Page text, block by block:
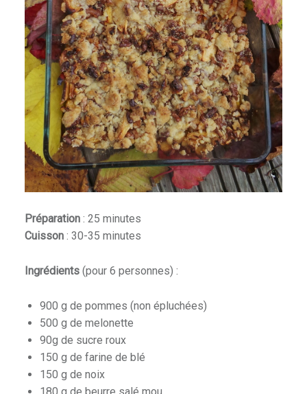
Préparation: 25 minutes
Cuisson : 30-35 minutes
Ingrédients(pour 6 personnes) :
900 g de pommes (non épluchées)
500 g de melonette
90g de sucre roux
150 g de farine de blé
150 g de noix
180 g de beurre salé mou